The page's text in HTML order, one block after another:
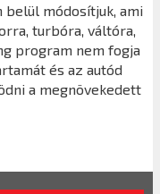
módosítjuk, ami
turbóra, váltóra,
program nem fogja
és az autód
a megnövekedett